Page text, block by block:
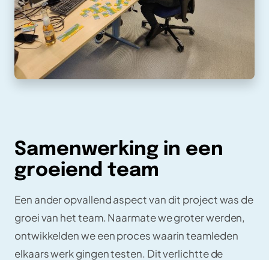
Samenwerking in een
groeiend team
Een ander opvallend aspect van dit project was de
groei van het team. Naarmate we groter werden,
ontwikkelden we een proces waarin teamleden
elkaars werk gingen testen. Dit verlichtte de